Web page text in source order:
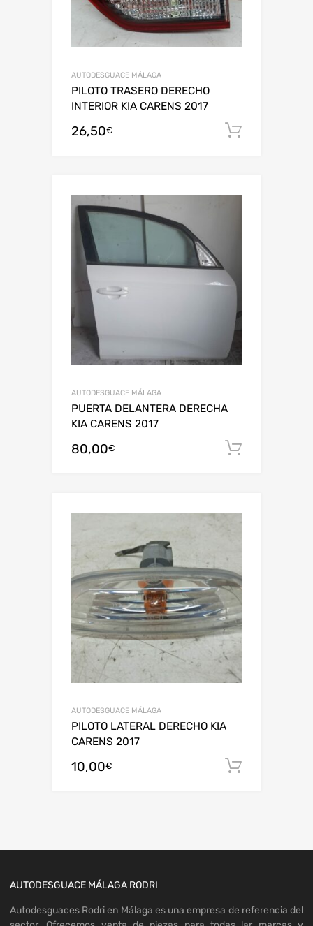
AUTODESGUACE MÁLAGA
PILOTO TRASERO DERECHO
INTERIOR KIA CARENS 2017
26,50€
AUTODESGUACE MÁLAGA
PUERTA DELANTERA DERECHA
KIA CARENS 2017
80,00€
AUTODESGUACE MÁLAGA
PILOTO LATERAL DERECHO KIA
CARENS 2017
10,00€
AUTODESGUACE MÁLAGA RODRI
Autodesguaces Rodri en Málaga es una empresa de referencia del